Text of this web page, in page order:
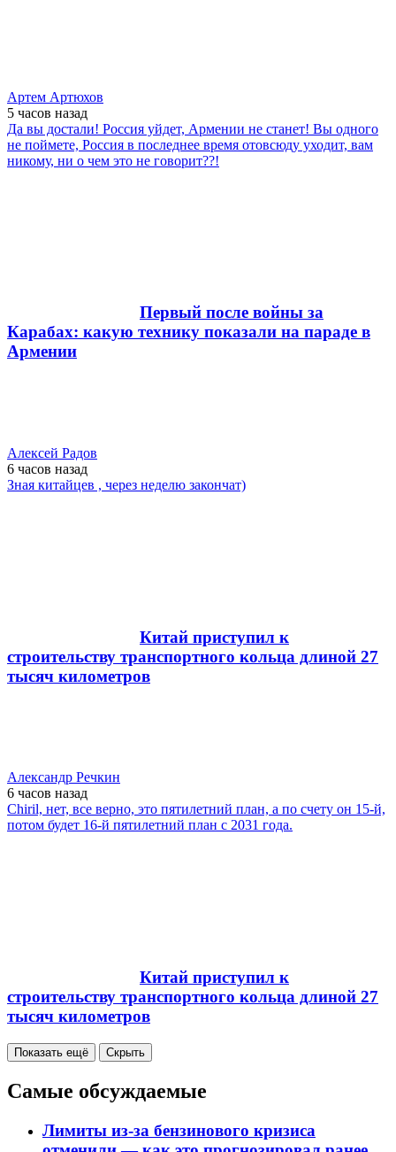
Артем Артюхов
5 часов назад
Да вы достали! Россия уйдет, Армении не станет! Вы одного
не поймете, Россия в последнее время отовсюду уходит, вам
никому, ни о чем это не говорит??!
Первый после войны за
Карабах: какую технику показали на параде в
Армении
Алексей Радов
6 часов назад
Зная китайцев , через неделю закончат)
Китай приступил к
строительству транспортного кольца длиной 27
тысяч километров
Александр Речкин
6 часов назад
Chiril, нет, все верно, это пятилетний план, а по счету он 15-й,
потом будет 16-й пятилетний план с 2031 года.
Китай приступил к
строительству транспортного кольца длиной 27
тысяч километров
Показать ещё Скрыть
Самые обсуждаемые
Лимиты из-за бензинового кризиса